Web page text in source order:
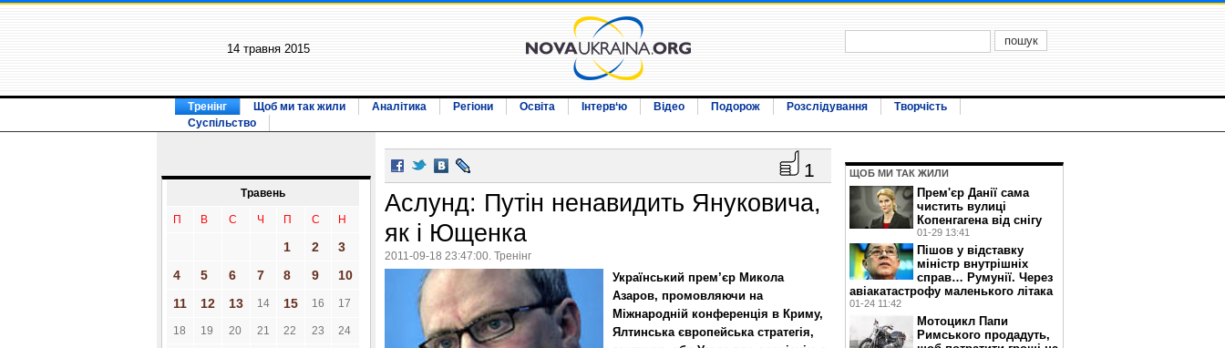
14 травня 2015
Тренінг Щоб ми так жили Аналітика Регіони Освіта Інтерв‘ю Відео Подорож Розслідування
Творчість
Суспільство
Травень
П В С Ч П С Н
1 2
3
4
5 6 7 8 9
10
11
12 13 14 15 16 17
18 19 20 21 22 23 24
1
Аслунд: Путін ненавидить Януковича,
як і Ющенка
2011-09-18 23:47:00. Тренінг
Український прем’єр Микола
Азаров, промовляючи на
Міжнародній конференція в Криму,
Ялтинська європейська стратегія,
ЩОБ МИ ТАК ЖИЛИ
Прем'єр Данії сама
чистить вулиці
Копенгагена від снігу
01-29 13:41
Пішов у відставку
міністр внутрішніх
справ… Румунії. Через
авіакатастрофу маленького літака
01-24 11:42
Мотоцикл Папи
Римського продадуть,